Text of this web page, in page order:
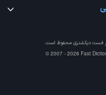
فست دیکشنری محفوظ است.
© 2007 - 2026 Fast